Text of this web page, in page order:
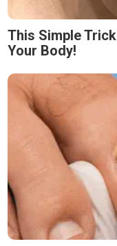
This Simple
Your Body!